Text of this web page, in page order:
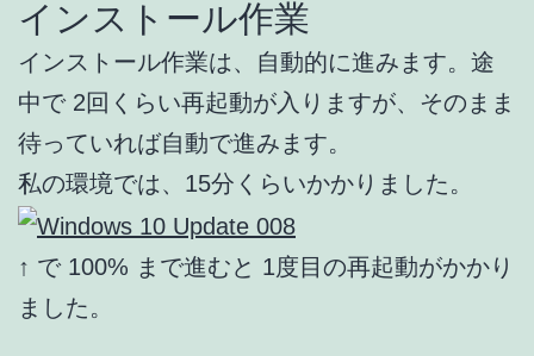
インストール作業
インストール作業は、自動的に進みます。途
中で 2回くらい再起動が入りますが、そのまま
待っていれば自動で進みます。
私の環境では、15分くらいかかりました。
↑ で 100% まで進むと 1度目の再起動がかかり
ました。